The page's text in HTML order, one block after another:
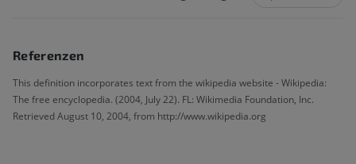
Referenzen
This definition incorporates text from the wikipedia website - Wikipedia:
The free encyclopedia. (2004, July 22). FL: Wikimedia Foundation, Inc.
Retrieved August 10, 2004, from http://www.wikipedia.org